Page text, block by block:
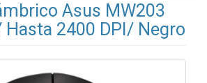
Asus MW203
2400 DPI/ Negro